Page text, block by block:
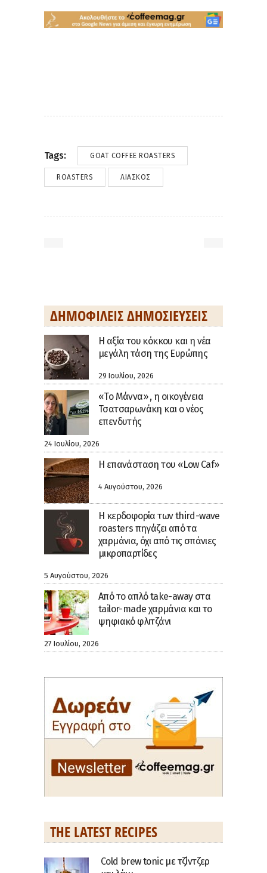
Tags: GOAT COFFEE ROASTERS
ROASTERS ΛΙΆΣΚΟΣ
ΔΗΜΟΦΙΛΕΊΣ ΔΗΜΟΣΙΕΎΣΕΙΣ
H αξία του κόκκου και η νέα
μεγάλη τάση της Ευρώπης
29 Ιουλίου, 2026
«Το Μάννα» , η οικογένεια
Τσατσαρωνάκη και ο νέος
επενδυτής
24 Ιουλίου, 2026
Η επανάσταση του «Low Caf»
4 Αυγούστου, 2026
Η κερδοφορία των third-wave
roasters πηγάζει από τα
χαρμάνια, όχι από τις σπάνιες
μικροπαρτίδες
5 Αυγούστου, 2026
Από το απλό take-away στα
tailor-made χαρμάνια και το
ψηφιακό φλιτζάνι
27 Ιουλίου, 2026
THE LATEST RECIPES
Cold brew tonic με τζίντζερ